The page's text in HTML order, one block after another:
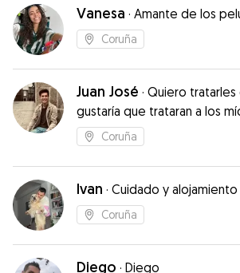
Vanesa · Amante de los
Coruña
Juan José · Quiero tratarles
gustaría que trataran a los
Coruña
Ivan · Cuidado y
Coruña
Diego · Diego